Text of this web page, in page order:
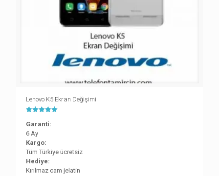
Lenovo K5 Ekran Değişimi
5.00
Garanti:
6 Ay
Kargo:
Tüm Türkiye ücretsiz
Hediye:
Kırılmaz cam jelatin